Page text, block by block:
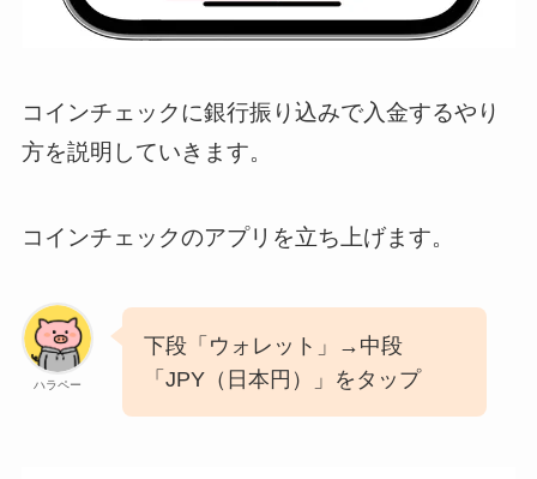
コインチェックに銀行振り込みで入金するやり
方を説明していきます。
コインチェックのアプリを立ち上げます。
ハラペー
下段「ウォレット」→中段
「JPY（日本円）」をタップ